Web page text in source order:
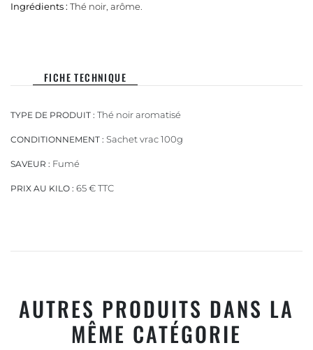
Ingrédients : Thé noir, arôme.
FICHE TECHNIQUE
TYPE DE PRODUIT : Thé noir aromatisé
CONDITIONNEMENT : Sachet vrac 100g
SAVEUR : Fumé
PRIX AU KILO : 65 € TTC
AUTRES PRODUITS DANS LA
MÊME CATÉGORIE